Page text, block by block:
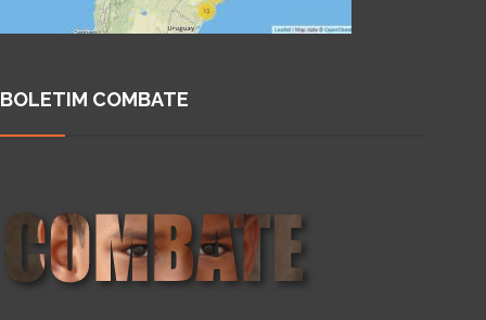
BOLETIM COMBATE